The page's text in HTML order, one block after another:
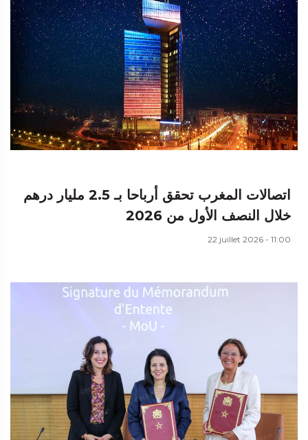
اتصالات المغرب تحقق أرباحا بـ 2.5 مليار درهم
خلال النصف الأول من 2026
22 juillet 2026 - 11:00